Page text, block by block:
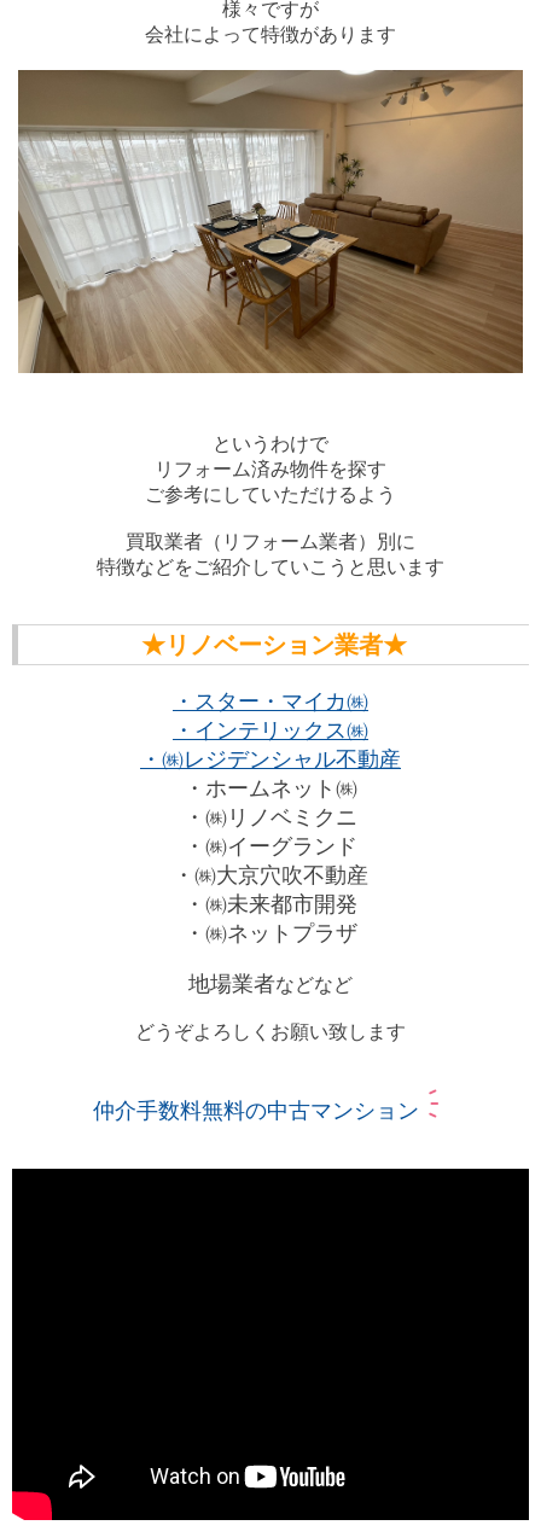
様々ですが
会社によって特徴があります
というわけで
リフォーム済み物件を探す
ご参考にしていただけるよう
買取業者（リフォーム業者）別に
特徴などをご紹介していこうと思います
★リノベーション業者★
・スター・マイカ㈱
・インテリックス㈱
・㈱レジデンシャル不動産
・ホームネット㈱
・㈱リノベミクニ
・㈱イーグランド
・㈱大京穴吹不動産
・㈱未来都市開発
・㈱ネットプラザ
地場業者などなど
どうぞよろしくお願い致します
仲介手数料無料の中古マンション